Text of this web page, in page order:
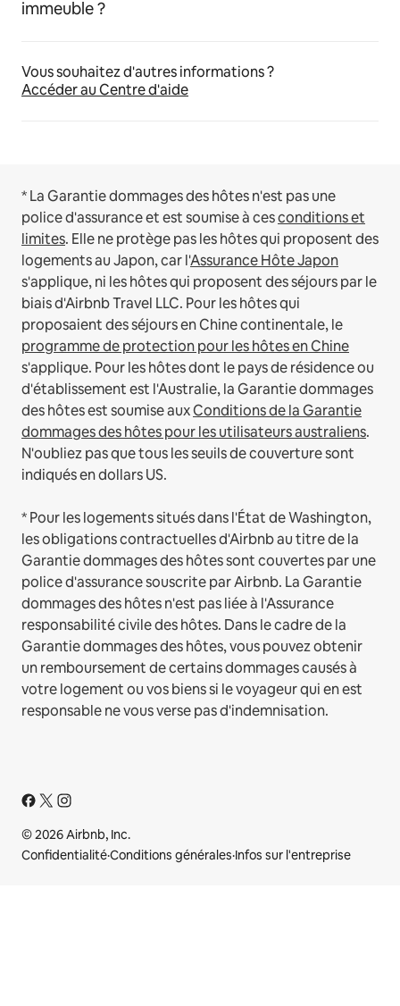
immeuble ?
Vous souhaitez d'autres informations ?
Accéder au Centre d'aide
* La Garantie dommages des hôtes n'est pas une
police d'assurance et est soumise à cesconditions et
limites. Elle ne protège pas les hôtes qui proposent des
logements au Japon, car l'Assurance Hôte Japon
s'applique, ni les hôtes qui proposent des séjours par le
biais d'Airbnb Travel LLC. Pour les hôtes qui
proposaient des séjours en Chine continentale, le
programme de protection pour les hôtes en Chine
s'applique. Pour les hôtes dont le pays de résidence ou
d'établissement est l'Australie, la Garantie dommages
des hôtes est soumise auxConditions de la Garantie
dommages des hôtes pour les utilisateurs australiens.
N'oubliez pas que tous les seuils de couverture sont
indiqués en dollars US.
* Pour les logements situés dans l'État de Washington,
les obligations contractuelles d'Airbnb au titre de la
Garantie dommages des hôtes sont couvertes par une
police d'assurance souscrite par Airbnb. La Garantie
dommages des hôtes n'est pas liée à l'Assurance
responsabilité civile des hôtes. Dans le cadre de la
Garantie dommages des hôtes, vous pouvez obtenir
un remboursement de certains dommages causés à
votre logement ou vos biens si le voyageur qui en est
responsable ne vous verse pas d'indemnisation.
© 2026 Airbnb, Inc.
Confidentialité·Conditions générales·Infos sur l'entreprise